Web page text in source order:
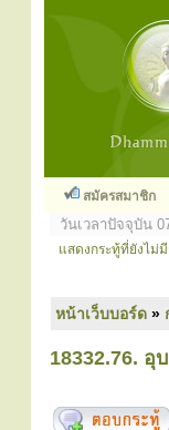
สมัครสมาชิก
วันเวลาปัจจุบัน
แสดงกระทู้ที่ยังไม่
หน้าเว็บบอร์ด »
18332.76. อุ